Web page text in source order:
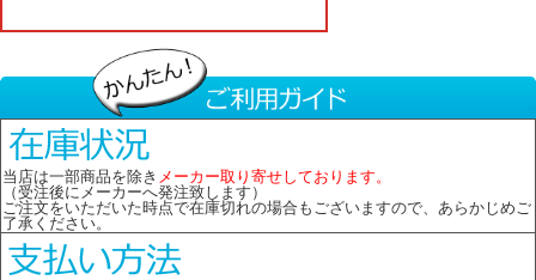
当店は一部商品を除き メーカー取り寄せしております。
（受注後にメーカーへ発注致します）
ご注文をいただいた時点で在庫切れの場合もございますので、あらかじめご
了承ください。